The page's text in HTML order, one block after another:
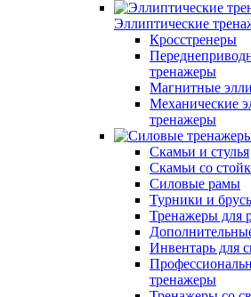
Эллиптические
Кросстренеры
тренажеры
Магнитные
Механические
тренажеры
Скамьи и стулья
Скамьи со
Силовые рамы
Турники и
Тренажеры для
Инвентарь для
тренажеры